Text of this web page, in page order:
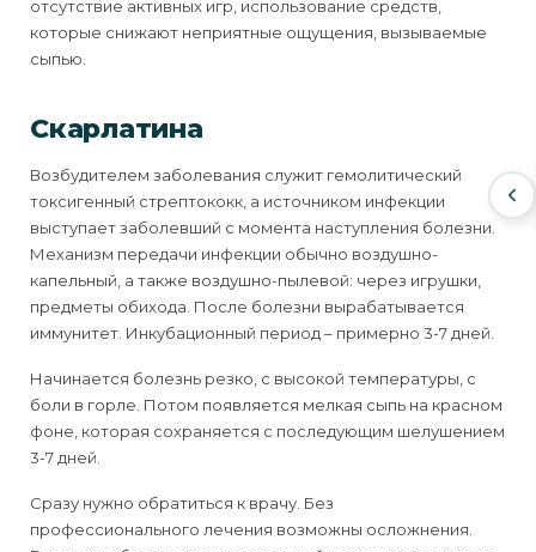
отсутствие активных игр, использование средств,
которые снижают неприятные ощущения, вызываемые
сыпью.
Скарлатина
Возбудителем заболевания служит гемолитический
токсигенный стрептококк, а источником инфекции
выступает заболевший с момента наступления болезни.
Механизм передачи инфекции обычно воздушно-
капельный, а также воздушно-пылевой: через игрушки,
предметы обихода. После болезни вырабатывается
иммунитет. Инкубационный период – примерно 3-7 дней.
Начинается болезнь резко, с высокой температуры, с
боли в горле. Потом появляется мелкая сыпь на красном
фоне, которая сохраняется с последующим шелушением
3-7 дней.
Сразу нужно обратиться к врачу. Без
профессионального лечения возможны осложнения.